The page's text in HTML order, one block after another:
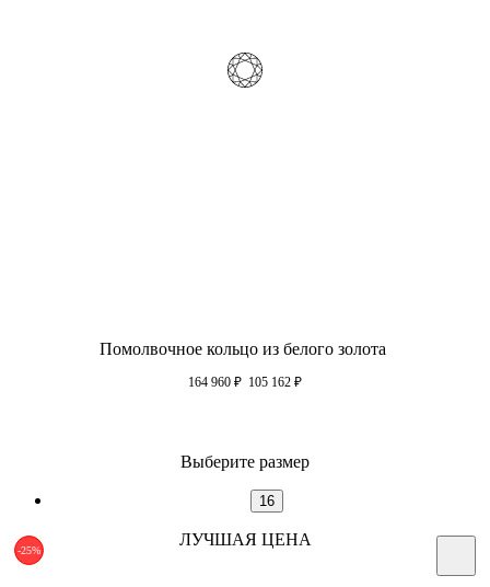
Помолвочное кольцо из белого золота
164 960 ₽ 105 162 ₽
Выберите размер
16
-25%
ЛУЧШАЯ ЦЕНА